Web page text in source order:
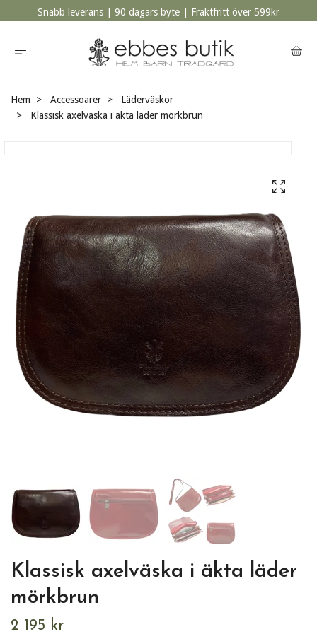
Snabb leverans | 90 dagars byte | Fraktfritt över 599kr
Hem Accessoarer
Läderväskor
Klassisk axelväska i äkta läder mörkbrun
Klassisk axelväska i äkta läder
mörkbrun
2 195 kr